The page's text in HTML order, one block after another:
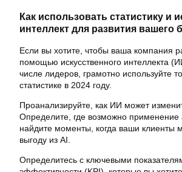
Как использовать статистику и
интеллект для развития вашего
Если вы хотите, чтобы ваша компания
помощью искусственного интеллекта
числе лидеров, грамотно используйте
статистике в 2024 году.
Проанализируйте, как ИИ может
Определите, где возможно применение
найдите моменты, когда ваши клиенты
выгоду из AI.
Определитесь с ключевыми